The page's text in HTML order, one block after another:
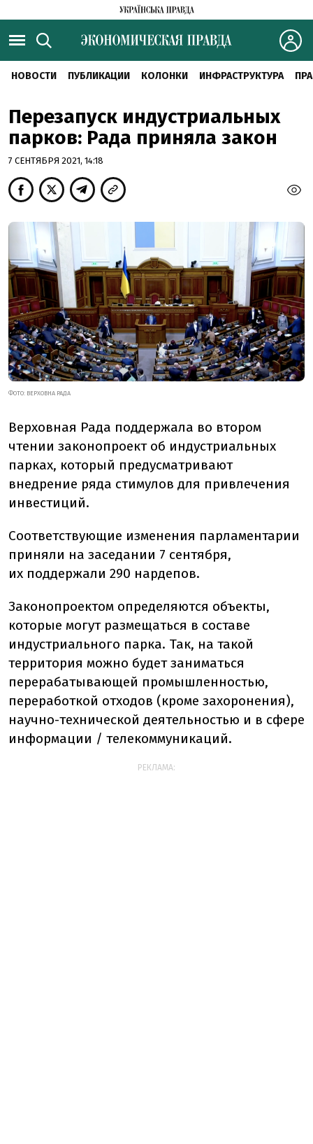
НОВОСТИ ПУБЛИКАЦИИ КОЛОНКИ ИНФРАСТРУКТУРА
Перезапуск индустриальных
парков: Рада приняла закон
7 СЕНТЯБРЯ 2021, 14:18
ФОТО: ВЕРХОВНА РАДА
Верховная Рада поддержала во втором
чтении законопроект об индустриальных
парках, который предусматривают
внедрение ряда стимулов для привлечения
инвестиций.
Соответствующие изменения парламентарии
приняли на заседании 7 сентября,
их поддержали 290 нардепов.
Законопроектом определяются объекты,
которые могут размещаться в составе
индустриального парка. Так, на такой
территория можно будет заниматься
перерабатывающей промышленностью,
переработкой отходов (кроме захоронения),
научно-технической деятельностью и в сфере
информации / телекоммуникаций.
РЕКЛАМА: